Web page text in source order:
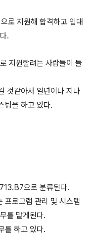
로 지원해 합격하고 입대
.
지원할려는 사람들이 들
것같아서 일년이나 지나
팅을 하고 있다.
으로 분류된다.
프로그램 관리 및 시스템
를 맡게된다.
를 하고 있다.